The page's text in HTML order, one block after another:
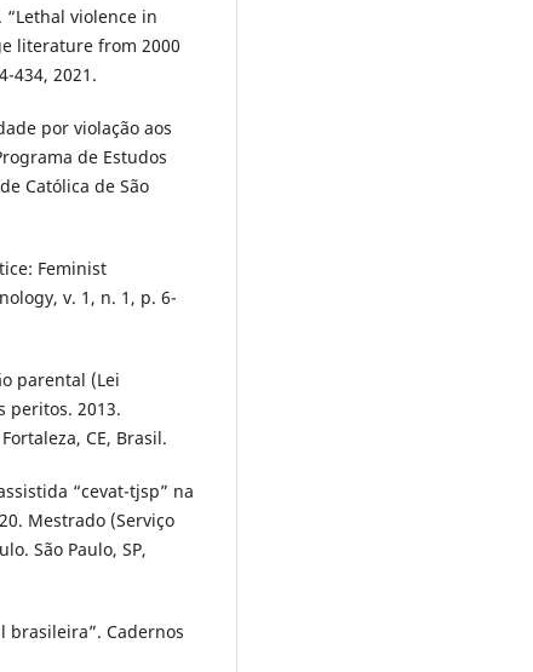
“Lethal violence in
literature from 2000
434, 2021.
por violação aos
de Estudos
Católica de São
Feminist
v. 1, n. 1, p. 6-
parental (Lei
peritos. 2013.
CE, Brasil.
“cevat-tjsp” na
Mestrado (Serviço
São Paulo, SP,
brasileira”. Cadernos